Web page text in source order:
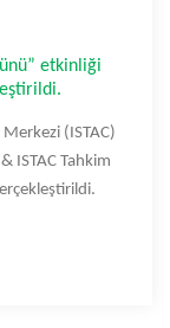
etkinliği
(ISTAC)
ISTAC Tahkim